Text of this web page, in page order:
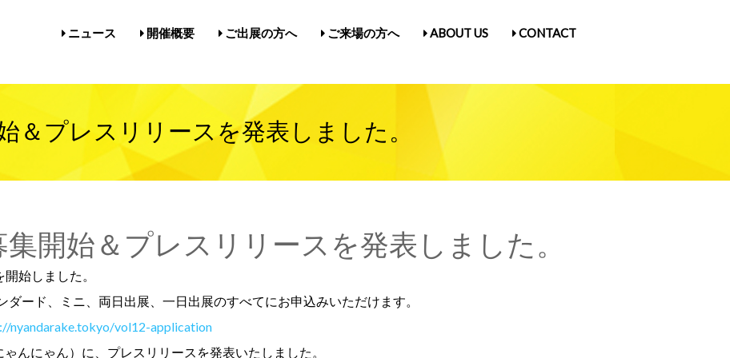
ニュース 開催概要 ご出展の方へ ご来場の方へ ABOUT US CONTACT
＆プレスリリースを発表しました。
開始＆プレスリリースを発表しました。
始しました。
ダード、ミニ、両日出展、一日出展のすべてにお申込みいただけます。
nyandarake.tokyo/vol12-application
んにゃん）に、プレスリリースを発表いたしました。